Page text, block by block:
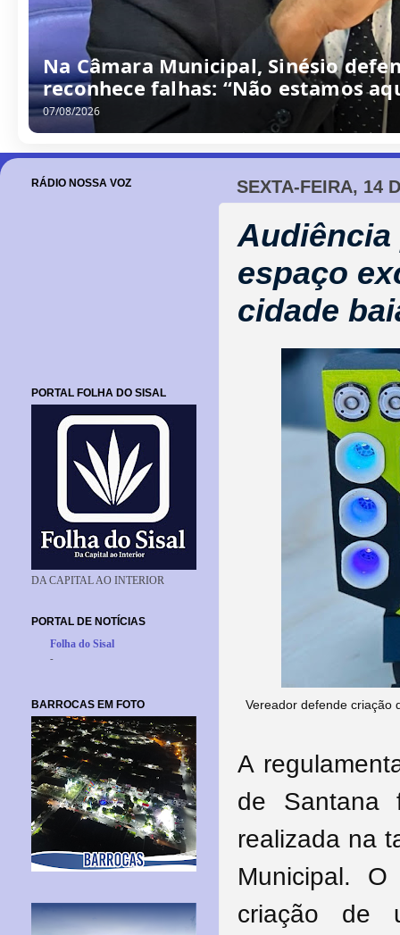
/
0
2
0
2
6
SEXTA-FEIRA, 14
espaço
cidade
Vereador defende criação
A
de Santana
realizada na
Municipal.
criação de
RÁDIO NOSSA VOZ
PORTAL FOLHA DO SISAL
DA CAPITAL AO INTERIOR
PORTAL DE NOTÍCIAS
Folha do Sisal
-
BARROCAS EM FOTO